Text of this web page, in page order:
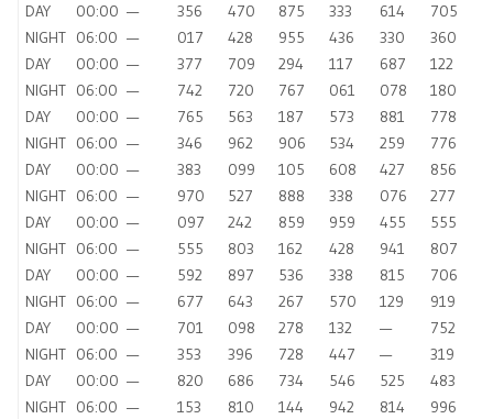
DAY
00:00 — 356 470 875 333 614
705
NIGHT 06:00 — 017 428 955 436 330
360
DAY
00:00 — 377 709 294 117 687
122
NIGHT 06:00 — 742 720 767 061 078
180
DAY
00:00 — 765 563 187 573 881
778
NIGHT 06:00 — 346 962 906 534 259
776
DAY
00:00 — 383 099 105 608 427
856
NIGHT 06:00 — 970 527 888 338 076
277
DAY
00:00 — 097 242 859 959 455
555
NIGHT 06:00 — 555 803 162 428 941
807
DAY
00:00 — 592 897 536 338 815
706
NIGHT 06:00 — 677 643 267 570 129
919
DAY
00:00 — 701 098 278 132 —
752
NIGHT 06:00 — 353 396 728 447 —
319
DAY
00:00 — 820 686 734 546 525
483
NIGHT 06:00 — 153 810 144 942 814
996